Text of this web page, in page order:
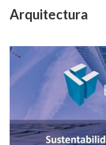
Arquitectura